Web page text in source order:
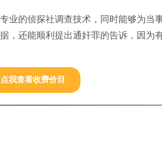
业的侦探社调查技术，同时能够为当
，还能顺利提出通奸罪的告诉，因为
点我查看收费价目